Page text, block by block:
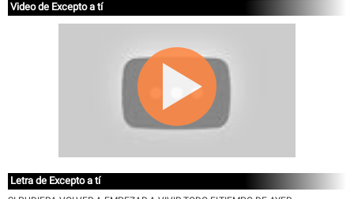
Video de Excepto a tí
Letra de Excepto a tí